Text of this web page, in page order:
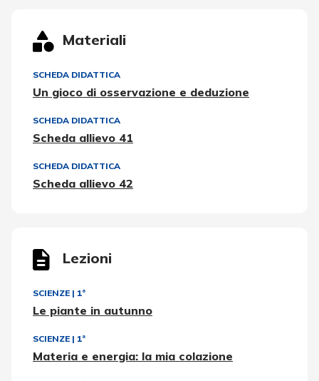
Materiali
SCHEDA DIDATTICA
Un gioco di osservazione e deduzione
SCHEDA DIDATTICA
Scheda allievo 41
SCHEDA DIDATTICA
Scheda allievo 42
Lezioni
SCIENZE | 1ª
Le piante in autunno
SCIENZE | 1ª
Materia e energia: la mia colazione